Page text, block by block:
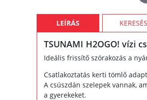
LEÍRÁS KERESÉS
TSUNAMI H2OGO! vízi
Ideális frissítő szórakozás a
Csatlakoztatás kerti tömlő
A csúszdán szelepek vannak,
a gyerekeket.